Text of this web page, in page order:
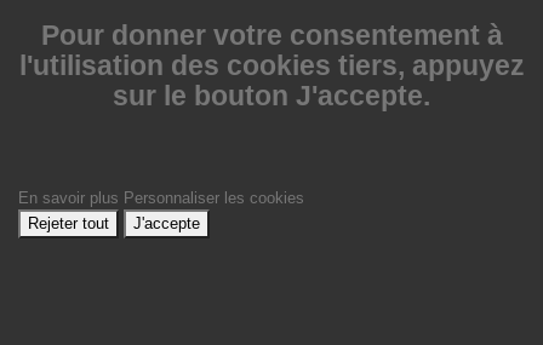
Pour donner votre consentement à
l'utilisation des cookies tiers, appuyez
sur le bouton J'accepte.
En savoir plus Personnaliser les cookies
Rejeter tout
J'accepte